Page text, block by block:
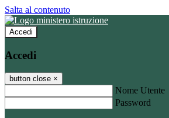
Salta al contenuto
Accedi
Accedi
button close ×
Nome Utente
Password